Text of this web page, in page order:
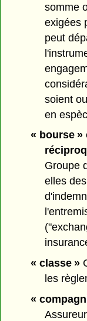
somme
exigées
peut
soient
en
« bourse »
Groupe
elles
« classe »
les
«